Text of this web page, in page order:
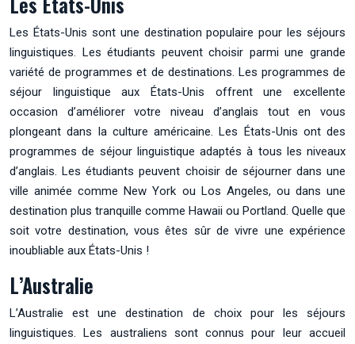
Les États-Unis sont une destination populaire pour les séjours
linguistiques. Les étudiants peuvent choisir parmi une grande
variété de programmes et de destinations. Les programmes de
séjour linguistique aux États-Unis offrent une excellente
occasion d’améliorer votre niveau d’anglais tout en vous
plongeant dans la culture américaine. Les États-Unis ont des
programmes de séjour linguistique adaptés à tous les niveaux
d’anglais. Les étudiants peuvent choisir de séjourner dans une
ville animée comme New York ou Los Angeles, ou dans une
destination plus tranquille comme Hawaii ou Portland. Quelle que
soit votre destination, vous êtes sûr de vivre une expérience
inoubliable aux États-Unis !
L’Australie
L’Australie est une destination de choix pour les séjours
linguistiques. Les australiens sont connus pour leur accueil